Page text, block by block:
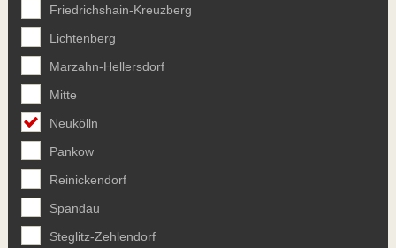
Friedrichshain-Kreuzberg
Lichtenberg
Marzahn-Hellersdorf
Mitte
Neukölln
Pankow
Reinickendorf
Spandau
Steglitz-Zehlendorf